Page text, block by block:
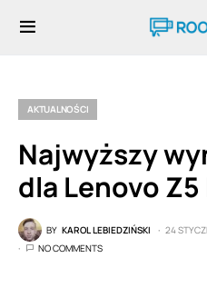
AKTUALNOŚCI
Najwyższy
dla Lenovo Z5
BY KAROL LEBIEDZIŃSKI 24
NO COMMENTS